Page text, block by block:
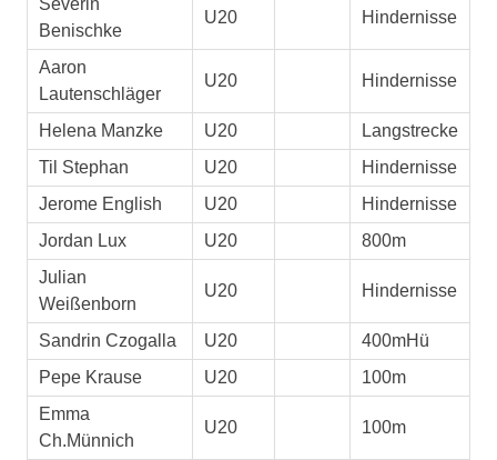
Benischke
U20 Hindernisse
Aaron
Lautenschläger
U20 Hindernisse
Helena Manzke U20
Langstrecke
Til Stephan
U20
Hindernisse
Jerome English
U20
Hindernisse
Jordan Lux
U20
800m
Julian
Weißenborn
U20 Hindernisse
Sandrin Czogalla U20
400mHü
Pepe Krause
U20
100m
Emma
Ch.Münnich
U20 100m